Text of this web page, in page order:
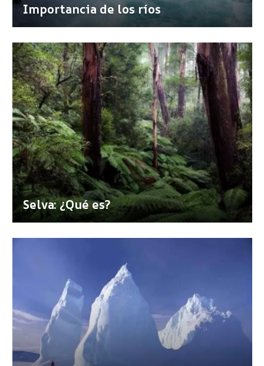
Importancia de los ríos
Selva: ¿Qué es?